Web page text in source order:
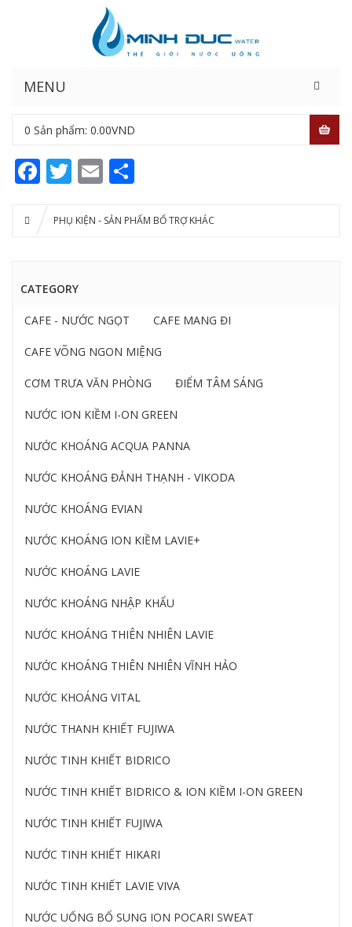
MENU
0 Sản phẩm: 0.00VND
Facebook
Twitter
Email
PHỤ KIỆN - SẢN PHẨM BỔ TRỢ KHÁC
CATEGORY
CAFE - NƯỚC NGỌT CAFE MANG ĐI
CAFE VÕNG NGON MIỆNG
CƠM TRƯA VĂN PHÒNG ĐIỂM TÂM SÁNG
NƯỚC ION KIỀM I-ON GREEN
NƯỚC KHOÁNG ACQUA PANNA
NƯỚC KHOÁNG ĐẢNH THẠNH - VIKODA
NƯỚC KHOÁNG EVIAN
NƯỚC KHOÁNG ION KIỀM LAVIE+
NƯỚC KHOÁNG LAVIE
NƯỚC KHOÁNG NHẬP KHẨU
NƯỚC KHOÁNG THIÊN NHIÊN LAVIE
NƯỚC KHOÁNG THIÊN NHIÊN VĨNH HẢO
NƯỚC KHOÁNG VITAL
NƯỚC THANH KHIẾT FUJIWA
NƯỚC TINH KHIẾT BIDRICO
NƯỚC TINH KHIẾT BIDRICO & ION KIỀM I-ON GREEN
NƯỚC TINH KHIẾT FUJIWA
NƯỚC TINH KHIẾT HIKARI
NƯỚC TINH KHIẾT LAVIE VIVA
NƯỚC UỐNG BỔ SUNG ION POCARI SWEAT